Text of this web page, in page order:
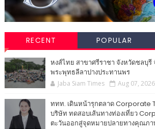
RECENT POPULAR
หงส์ไทย สาขาศรีราชา จังหวัดชลบุ
พระพุทธลีลาปางประทานพร
Jaba Siam Times Aug 07, 2026
ททท. เดินหน้ารุกตลาด Corporate
บริษัท ทดสอบเส้นทางท่องเที่ยว
ตะวันออกสู่จุดหมายปลายทางคุณภา